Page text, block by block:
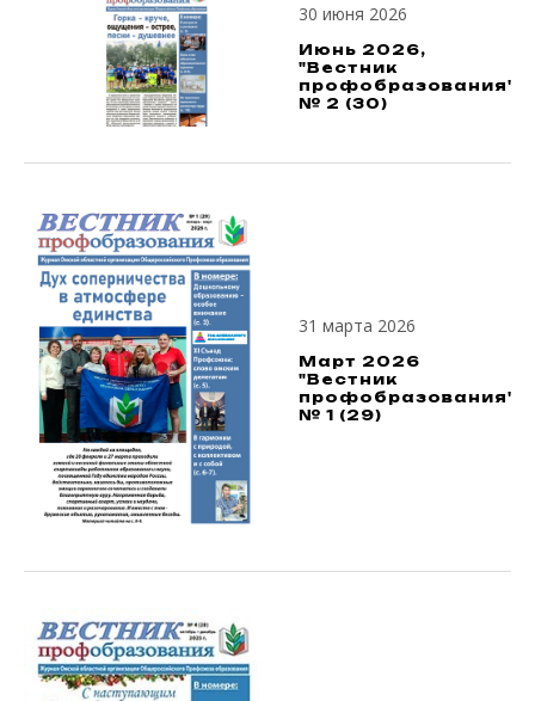
30 июня 2026
Июнь 2026,
"Вестник
профобразования",
№ 2 (30)
31 марта 2026
Март 2026
"Вестник
профобразования",
№ 1 (29)